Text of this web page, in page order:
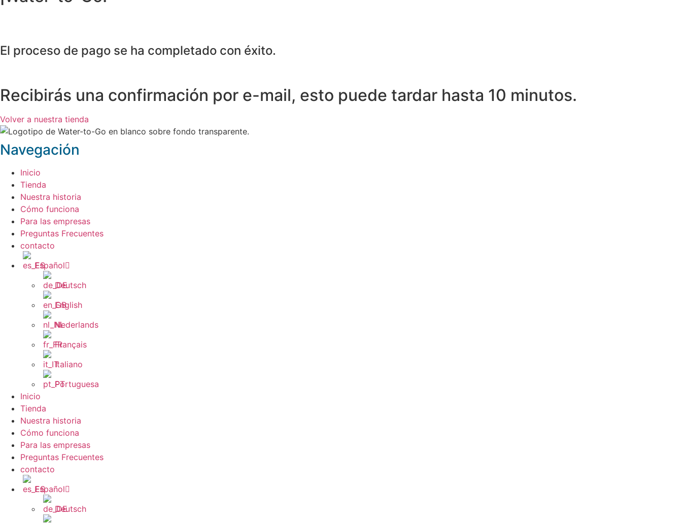
El proceso de pago se ha completado con éxito.
Recibirás una confirmación por e-mail, esto puede tardar hasta 10 minutos.
Volver a nuestra tienda
Navegación
Inicio
Tienda
Nuestra historia
Cómo funciona
Para las empresas
Preguntas Frecuentes
contacto
Español
Deutsch
English
Nederlands
Français
Italiano
Portuguesa
Inicio
Tienda
Nuestra historia
Cómo funciona
Para las empresas
Preguntas Frecuentes
contacto
Español
Deutsch